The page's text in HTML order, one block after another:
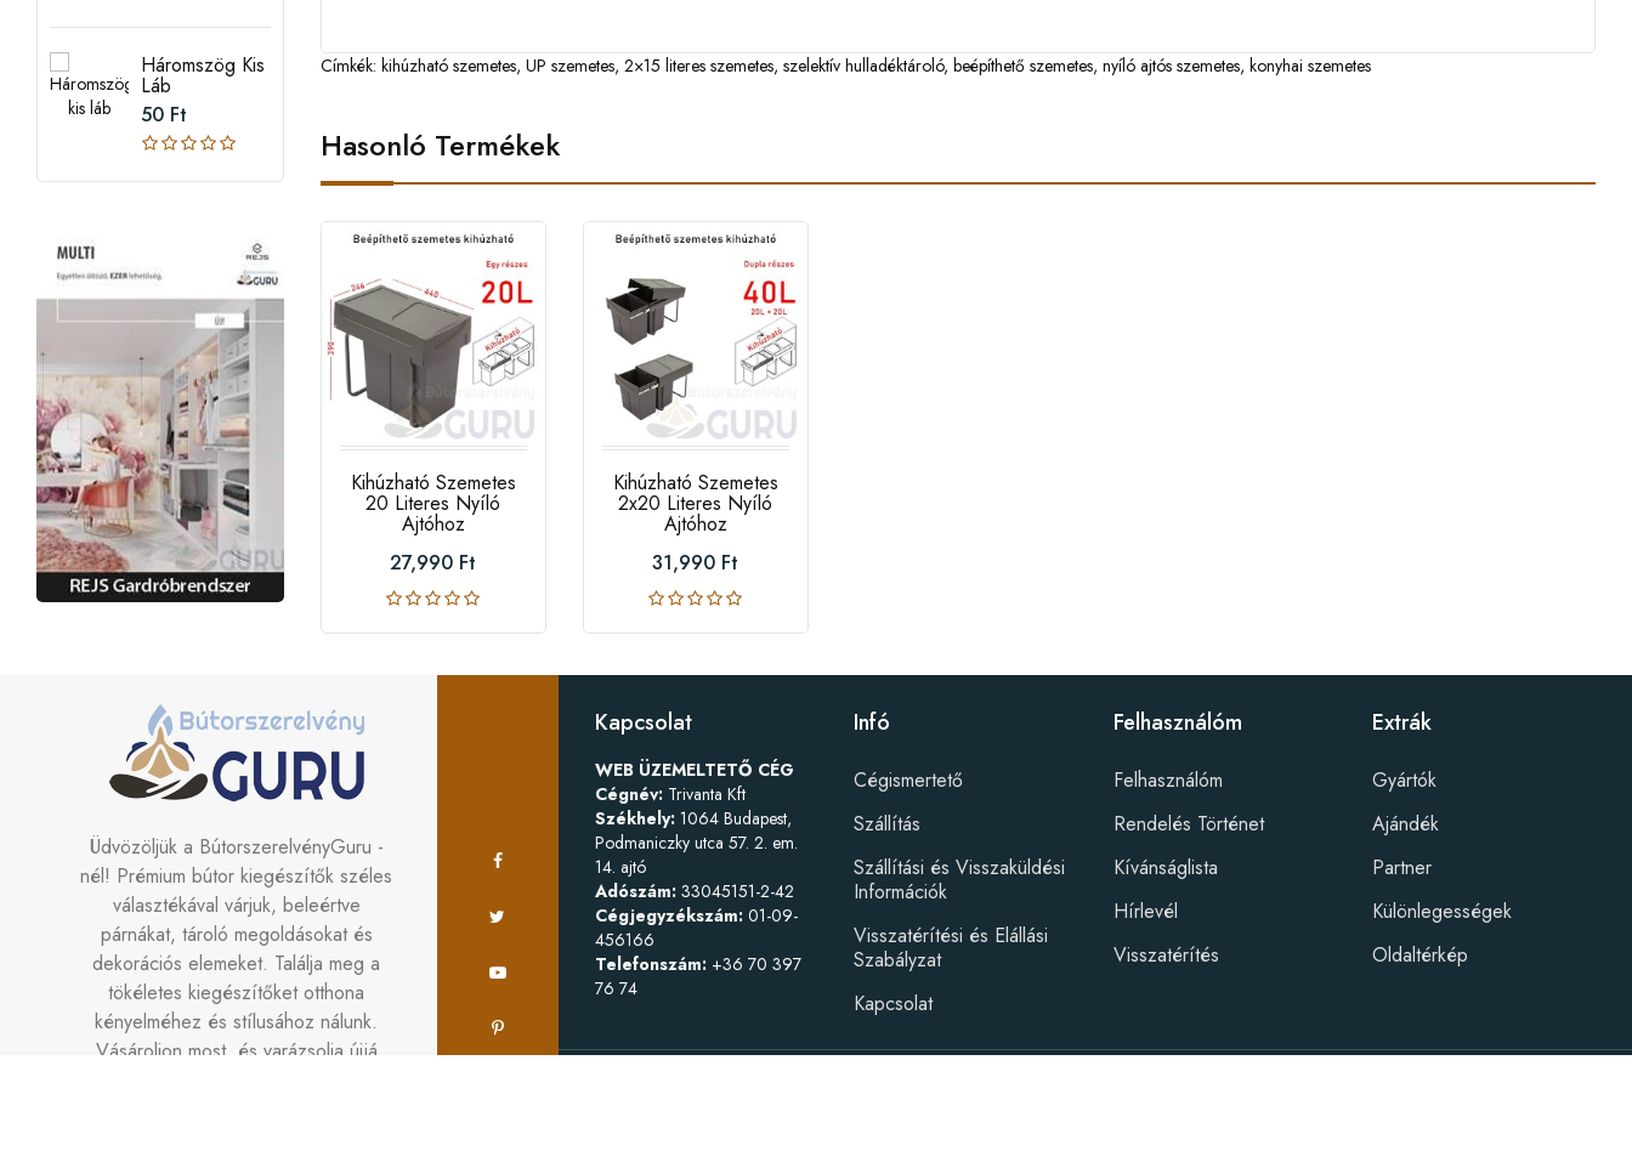
Háromszög Kis
Láb
50 Ft
Címkék: kihúzható szemetes, UP szemetes, 2×15 literes szemetes, szelektív hulladéktároló, beépíthető szemetes, nyíló ajtós szemetes, konyhai szemetes
Hasonló Termékek
Kihúzható Szemetes
20 Literes Nyíló
Ajtóhoz
27,990 Ft
Kihúzható Szemetes
2x20 Literes Nyíló
Ajtóhoz
31,990 Ft
Üdvözöljük a BútorszerelvényGuru -
nél! Prémium bútor kiegészítők széles
választékával várjuk, beleértve
párnákat, tároló megoldásokat és
dekorációs elemeket. Találja meg a
tökéletes kiegészítőket otthona
kényelméhez és stílusához nálunk.
Vásároljon most, és varázsolja újjá
Kapcsolat
WEB ÜZEMELTETŐ CÉG
Cégnév:Trivanta Kft
Székhely:1064 Budapest,
Podmaniczky utca 57. 2. em.
14. ajtó
Adószám:33045151-2-42
Cégjegyzékszám:01-09-
456166
Telefonszám:+36 70 397
76 74
Infó
Cégismertető
Szállítás
Szállítási és Visszaküldési
Információk
Visszatérítési és Elállási
Szabályzat
Kapcsolat
Felhasználóm
Felhasználóm
Rendelés Történet
Kívánságlista
Hírlevél
Visszatérítés
Extrák
Gyártók
Ajándék
Partner
Különlegességek
Oldaltérkép